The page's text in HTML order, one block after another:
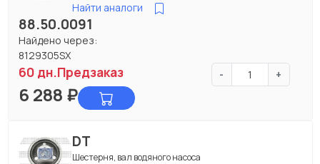
Найти аналоги
88.50.0091
Найдено через:
8129305SX
60 дн.Предзаказ - +
6 288 ₽
DT
Шестерня, вал водяного насоса